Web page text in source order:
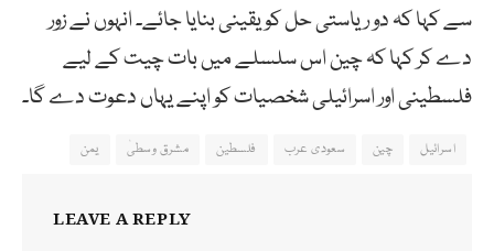
سے کہا کہ دو ریاستی حل کو یقینی بنایا جائے۔ انہوں نے زور
دے کر کہا کہ چین اس سلسلے میں بات چیت کے لیے
فلسطینی اور اسرائیلی شخصیات کو اپنے یہاں دعوت دے گا۔
اسرائیل چین سعودی عرب فلسطین مشرق وسطیٰ یمن
LEAVE A REPLY